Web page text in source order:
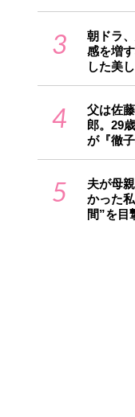
3
朝ドラ
感を増
した美
4
父は佐
郎。29
が『徹
5
夫が母
かった
間”を目